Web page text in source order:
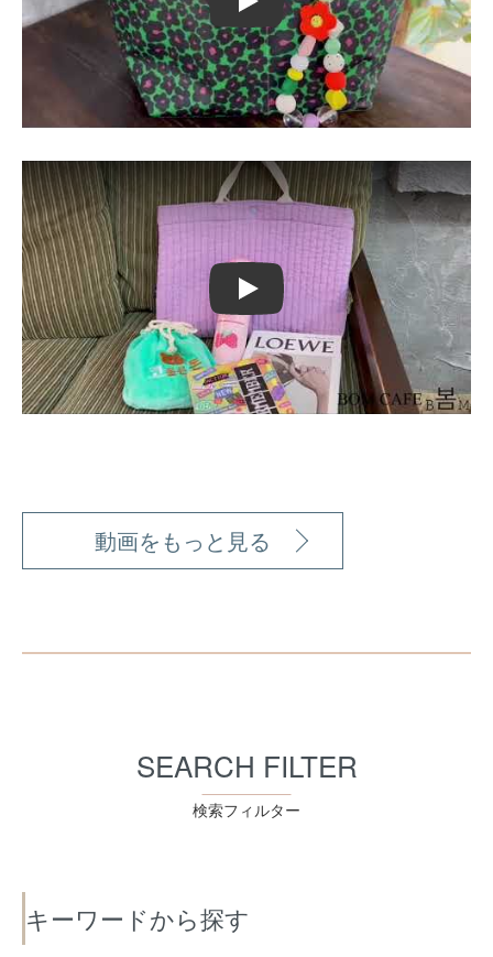
Play
Play
動画をもっと見る
SEARCH FILTER
検索フィルター
キーワードから探す